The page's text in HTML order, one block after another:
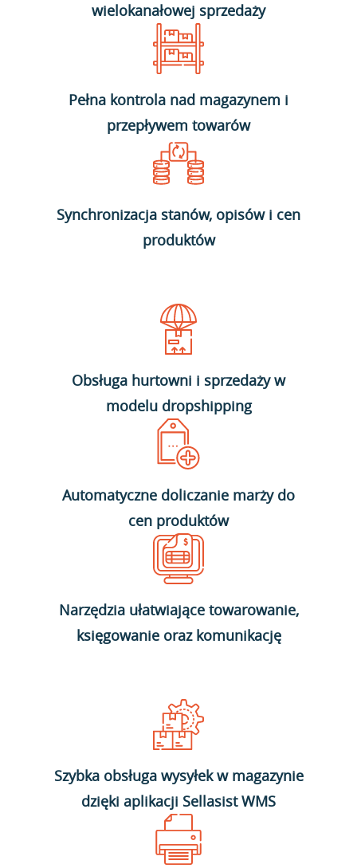
wielokanałowej sprzedaży
Pełna kontrola nad magazynem i
przepływem towarów
Synchronizacja stanów, opisów i cen
produktów
Obsługa hurtowni i sprzedaży w
modelu dropshipping
Automatyczne doliczanie marży do
cen produktów
Narzędzia ułatwiające towarowanie,
księgowanie oraz komunikację
Szybka obsługa wysyłek w magazynie
dzięki aplikacji Sellasist WMS